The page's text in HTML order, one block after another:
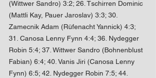
(Wittwer Sandro) 3:2; 26. Tschirren Dominic
(Mattli Kay, Pauer Jaroslav) 3:3; 30.
Zamecnik Adam (Rüfenacht Yannick) 4:3;
31. Canosa Lenny Fynn 4:4; 36. Nydegger
Robin 5:4; 37. Wittwer Sandro (Bohnenblust
Fabian) 6:4; 40. Vanis Jiri (Canosa Lenny
Fynn) 6:5; 42. Nydegger Robin 7:5; 44.